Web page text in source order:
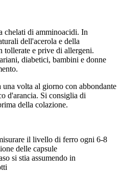
chelati di amminoacidi. In
dell'acerola e della
tollerate e prive di allergeni.
diabetici, bambini e donne
una volta al giorno con abbondante
d'arancia. Si consiglia di
della colazione.
il livello di ferro ogni 6-8
delle capsule
si stia assumendo in